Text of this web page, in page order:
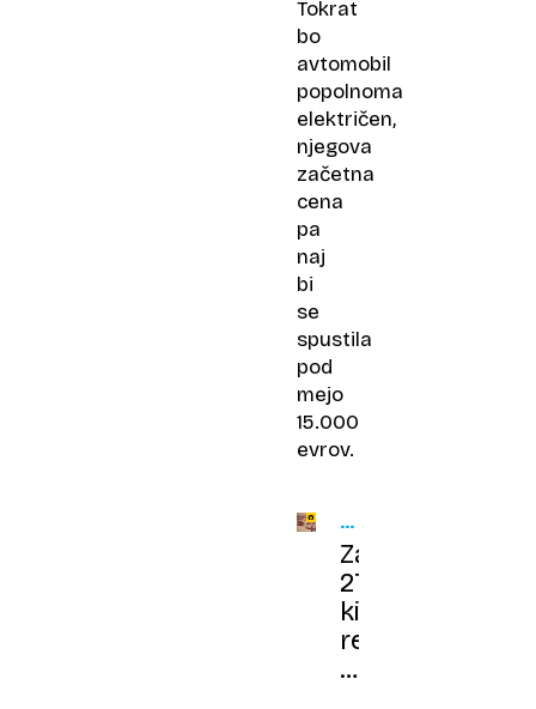
Tokrat
bo
avtomobil
popolnoma
električen,
njegova
začetna
cena
pa
naj
bi
se
spustila
pod
mejo
15.000
evrov.
SLOVENSKI
SPAČKISTI
Zamolčani,
27.560-
kilometrski
rekord
s